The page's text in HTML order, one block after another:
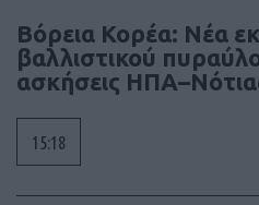
Βόρεια Κορέα: Νέα
βαλλιστικού
ασκήσεις
15:18